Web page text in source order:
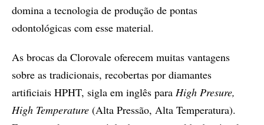
domina a tecnologia de produção de pontas
odontológicas com esse material.
As brocas da Clorovale oferecem muitas vantagens
sobre as tradicionais, recobertas por diamantes
artificiais HPHT, sigla em inglês para High Presure,
High Temperature (Alta Pressão, Alta Temperatura).